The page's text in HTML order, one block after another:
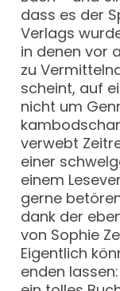
dass es der
Verlags
in denen vor
zu
scheint, auf
nicht um
verwebt
einer
einem
gerne
dank der
von Sophie
Eigentlich
enden lassen: